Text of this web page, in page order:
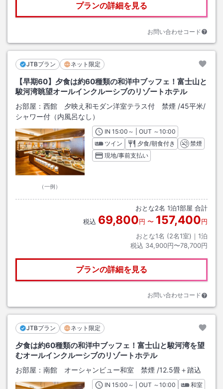
プランの詳細を見る
お問い合わせコード
JTBプラン ネット限定
【早期60】夕食は約60種類の和洋中ブッフェ！富士山と
駿河湾眺望オールインクルーシブのリゾートホテル
お部屋： 西館 夕映え和モダン洋室テラス付 禁煙 /45平米/
シャワー付（内風呂なし）
（一例）
INチェックイン
15:00 ～ | OUT チェックアウト
～10:00
ツイン
夕食/朝食付き
禁煙
現地/事前支払い
おとな2名 1泊1部屋 合計
税込 69,800円 〜 157,400円
おとな1名 (2名1室)｜ 1泊
税込 34,900円〜78,700円
プランの詳細を見る
お問い合わせコード
JTBプラン ネット限定
夕食は約60種類の和洋中ブッフェ！富士山と駿河湾を望
むオールインクルーシブのリゾートホテル
お部屋： 南館 オーシャンビュー和室 禁煙 /12.5畳＋踏込
INチェックイン
15:00 ～ | OUT チェックアウト
～10:00 和室